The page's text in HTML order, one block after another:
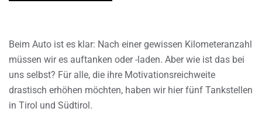
Beim Auto ist es klar: Nach einer gewissen Kilometeranzahl
müssen wir es auftanken oder -laden. Aber wie ist das bei
uns selbst? Für alle, die ihre Motivationsreichweite
drastisch erhöhen möchten, haben wir hier fünf Tankstellen
in Tirol und Südtirol.